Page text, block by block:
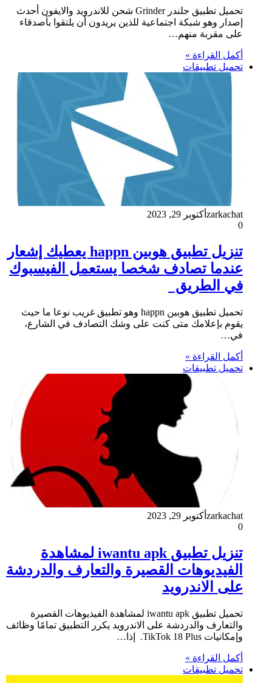
تحميل تطبيق جلندر Grinder شحن للاندرويد والايفون أحدث
إصدار وهو شبكة اجتماعية للذين يريدون أن يلتقوا بأصدقاء
على مقربة منهم…
أكمل القراءة »
تحميل تطبيقات
zarkachat أكتوبر 29, 2023
0
تنزيل تطبيق هوبين happn يعطيك إشعار
عندما تصادف شخصا يستعمل الفيسبوك
في الطريق
تحميل تطبيق هوبين happn وهو تطبيق غريب نوعا ما حيث
يقوم بإعلامك متى كنت على وشك التصادف في الشارع،
في…
أكمل القراءة »
تحميل تطبيقات
zarkachat أكتوبر 29, 2023
0
تنزيل تطبيق iwantu apk لمشاهدة
الفيديوهات القصيرة والتعارف والدردشة
على الاندرويد
تحميل تطبيق iwantu apk لمشاهدة الفيديوهات القصيرة
والتعارف والدردشة على الاندرويد يكرر التطبيق تمامًا وظائف
وإمكانيات TikTok 18 Plus. إذا…
أكمل القراءة »
تحميل تطبيقات